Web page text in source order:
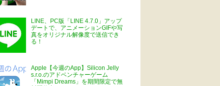
LINE、PC版「LINE 4.7.0」アップ
デートで、アニメーションGIFや写
真をオリジナル解像度で送信でき
る！
Apple【今週のApp】Silicon Jelly
s.r.o.のアドベンチャーゲーム
「Mimpi Dreams」を期間限定で無